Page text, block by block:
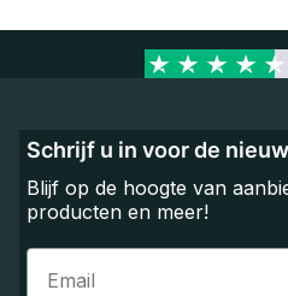
Schrijf u in voor de
Blijf op de hoogte van
producten en meer!
Email